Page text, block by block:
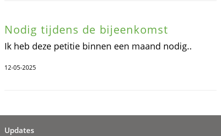
Nodig tijdens de bijeenkomst
Ik heb deze petitie binnen een maand nodig..
12-05-2025
Updates